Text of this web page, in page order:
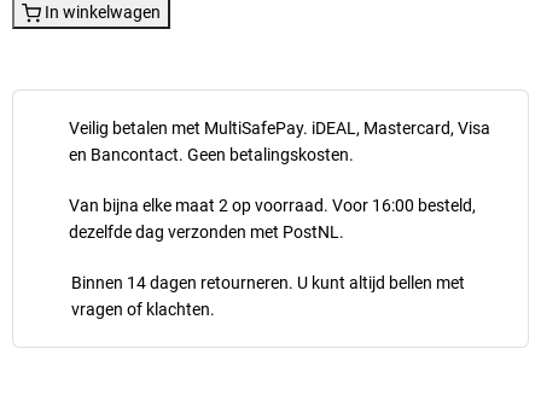
Veilig betalen met MultiSafePay. iDEAL, Mastercard, Visa
en Bancontact. Geen betalingskosten.
Van bijna elke maat 2 op voorraad. Voor 16:00 besteld,
dezelfde dag verzonden met PostNL.
Binnen 14 dagen retourneren. U kunt altijd bellen met
vragen of klachten.
In winkelwagen